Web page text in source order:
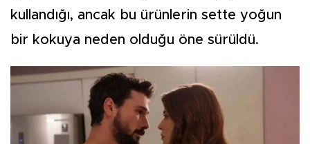
kullandığı, ancak bu ürünlerin sette yoğun
bir kokuya neden olduğu öne sürüldü.